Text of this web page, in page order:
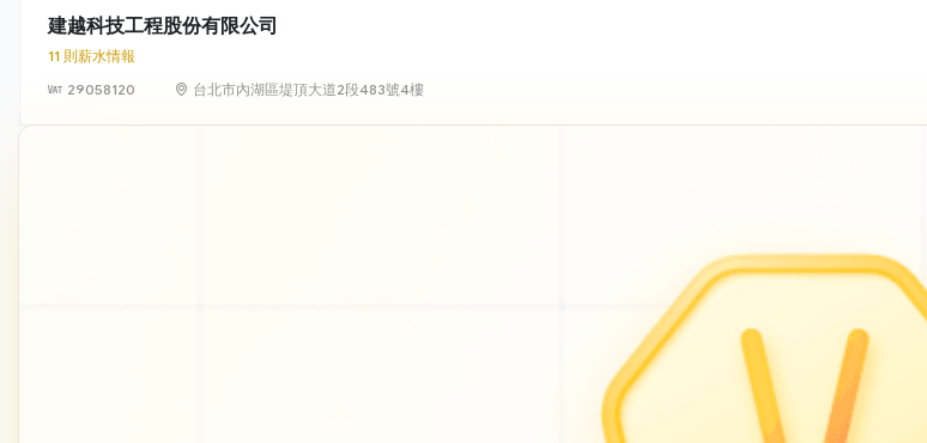
建越科技工程股份有限公司
11 則薪水情報
29058120
台北市內湖區堤頂大道2段483號4樓